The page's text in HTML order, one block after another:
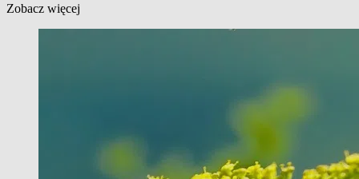
Zobacz więcej